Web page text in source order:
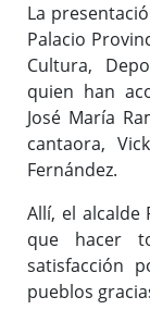
La
Palacio
Cultura,
quien han
José María
cantaora,
Fernández.
Allí, el alcalde
que hacer
satisfacción
pueblos